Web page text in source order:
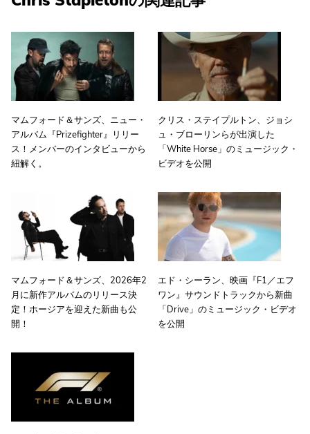
マムフォード＆サンズ、ニュー・
アルバム『Prizefighter』リリー
ス！メンバーのインタビューから
紐解く。
クリス・ステイプルトン、ジョシ
ュ・ブローリンらが出演した
「White Horse」のミュージック・
ビデオを公開
マムフォード＆サンズ、2026年2
月に新作アルバムのリリース決
定！ホージアを迎えた新曲も公
開！
エド・シーラン、映画『F1／エフ
ワン』サウンドトラックから新曲
「Drive」のミュージック・ビデオ
を公開